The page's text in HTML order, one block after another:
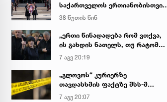
საქართველოს ერთიანობისთვის
დაღუპული პოლიციელების
ხსოვნას პატივი მიაგო
38 წუთის წინ
„ერთი წინადადება რომ ვთქვა,
ის გახდის ნათელს, თუ რატომ
იყო ნია იმნაძე წამქეზებელი...“ -
გიგა ავალიანის დედა
7 აგვ 20:19
„გლოვოს“ კურიერზე
თავდასხმის ფაქტზე შსს-მ
გამოძიება დაიწყო
7 აგვ 20:07